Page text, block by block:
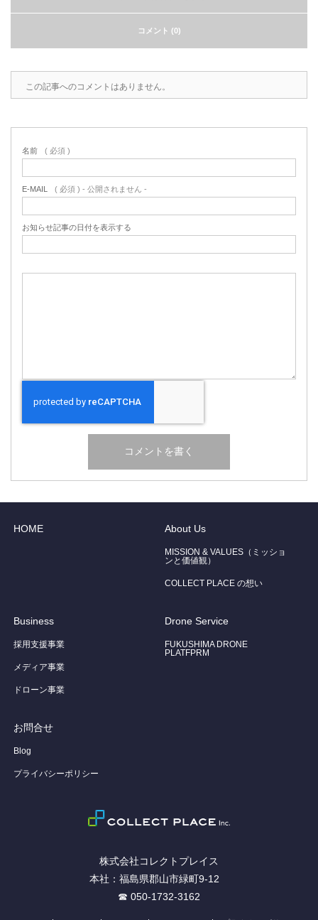
コメント (0)
この記事へのコメントはありません。
名前 ( 必須 )
E-MAIL ( 必須 ) - 公開されません -
お知らせ記事の日付を表示する
HOME About Us
MISSION & VALUES（ミッショ
ンと価値観）
COLLECT PLACE の想い
Business
採用支援事業
メディア事業
ドローン事業
Drone Service
FUKUSHIMA DRONE
PLATFPRM
お問合せ
Blog
プライバシーポリシー
株式会社コレクトプレイス
本社：福島県郡山市緑町9-12
☎ 050-1732-3162